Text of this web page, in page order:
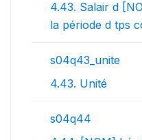
4.43. Salair d
la période d tps
s04q43_unite
4.43. Unité
s04q44